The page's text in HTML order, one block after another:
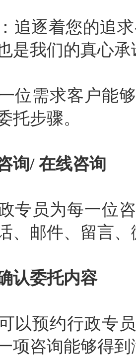
追逐着您的追
是我们的真心承
位需求客户能
托步骤。
询/ 在线咨询
专员为每一位
、邮件、留言
认委托内容
以预约行政专
项咨询能够得